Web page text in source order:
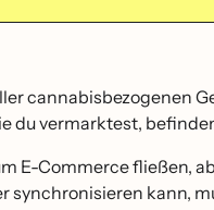
cannabisbezogenen
du vermarktest,
E-Commerce fließen,
synchronisieren kann,